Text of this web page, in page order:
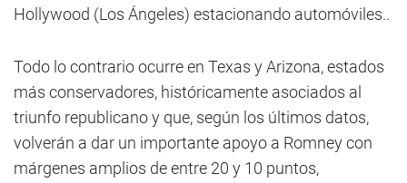
Hollywood (Los Ángeles) estacionando automóviles..
Todo lo contrario ocurre en Texas y Arizona, estados
más conservadores, históricamente asociados al
triunfo republicano y que, según los últimos datos,
volverán a dar un importante apoyo a Romney con
márgenes amplios de entre 20 y 10 puntos,